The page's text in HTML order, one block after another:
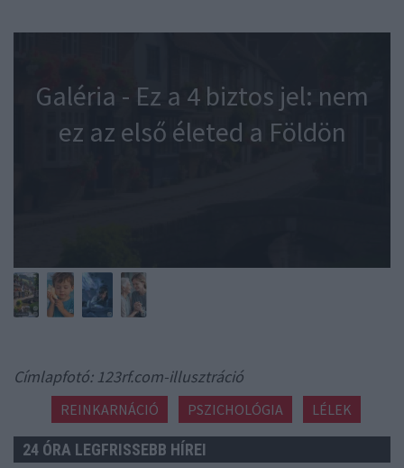
Galéria - Ez a 4 biztos jel: nem
ez az első életed a Földön
Címlapfotó: 123rf.com-illusztráció
REINKARNÁCIÓ PSZICHOLÓGIA LÉLEK
24 ÓRA LEGFRISSEBB HÍREI